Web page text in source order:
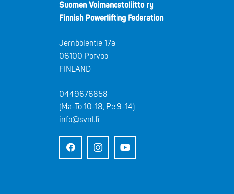
Suomen Voimanostoliitto ry
Finnish Powerlifting Federation
Jernbölentie 17a
06100 Porvoo
FINLAND
0449676858
(Ma-To 10-18, Pe 9-14)
info@svnl.fi